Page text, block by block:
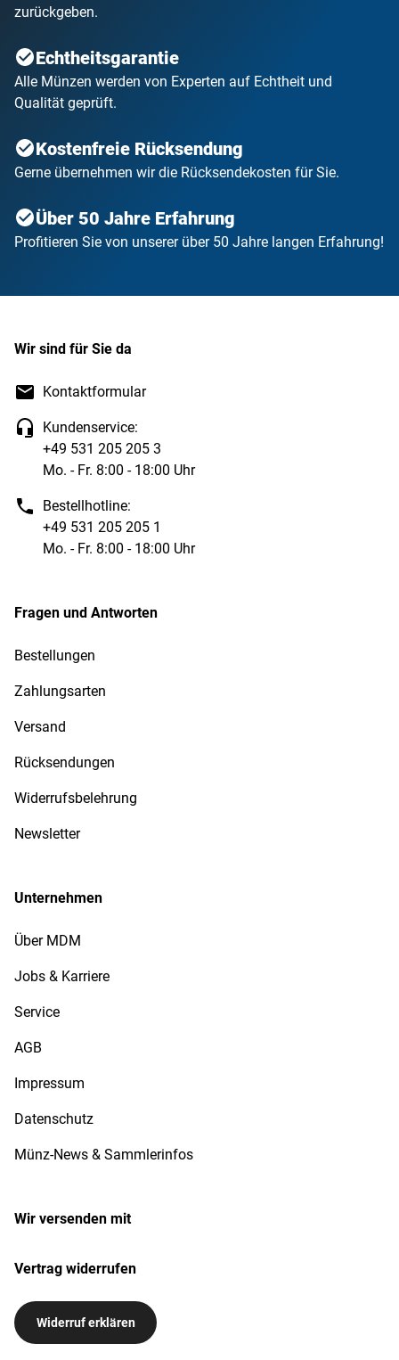
zurückgeben.
Echtheitsgarantie
Alle Münzen werden von Experten auf Echtheit und
Qualität geprüft.
Kostenfreie Rücksendung
Gerne übernehmen wir die Rücksendekosten für Sie.
Über 50 Jahre Erfahrung
Profitieren Sie von unserer über 50 Jahre langen Erfahrung!
Wir sind für Sie da
Kontaktformular
Kundenservice:
+49 531 205 205 3
Mo. - Fr. 8:00 - 18:00 Uhr
Bestellhotline:
+49 531 205 205 1
Mo. - Fr. 8:00 - 18:00 Uhr
Fragen und Antworten
Bestellungen
Zahlungsarten
Versand
Rücksendungen
Widerrufsbelehrung
Newsletter
Unternehmen
Über MDM
Jobs & Karriere
Service
AGB
Impressum
Datenschutz
Münz-News & Sammlerinfos
Wir versenden mit
Vertrag widerrufen
Widerruf erklären